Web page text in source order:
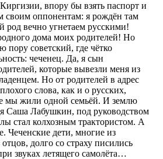
впору бы взять паспорт и
своим оппонентам: я рождён там
вечно угнетаем русскими!
дома моих родителей! Но
пору советский, где чётко
чеченец. Да, я сын
которые вывезли меня из
Но от родителей в адрес
слова, как и о русских,
мы жили одной семьёй. И землю
Саша Лабушкин, под руководством
стал колхозным трактористом. А
Чеченские дети, многие из
долго со страху писились
звуках летящего самолёта…